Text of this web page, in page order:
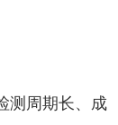
测周期长、成